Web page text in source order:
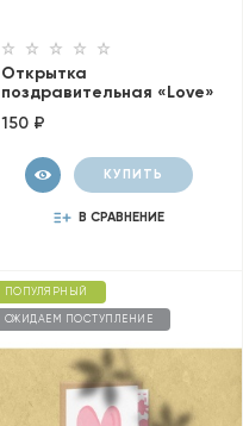
Открытка
поздравительная «Love»
150 ₽
КУПИТЬ
В СРАВНЕНИЕ
ПОПУЛЯРНЫЙ
ОЖИДАЕМ ПОСТУПЛЕНИЕ